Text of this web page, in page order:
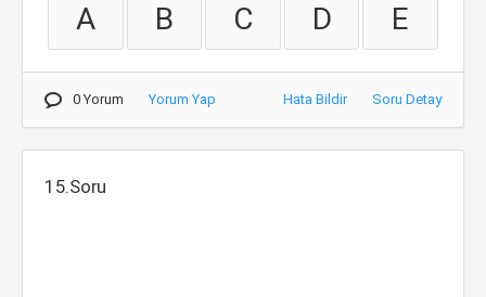
A B C D E
0 Yorum Yorum Yap Hata Bildir Soru Detay
15.Soru